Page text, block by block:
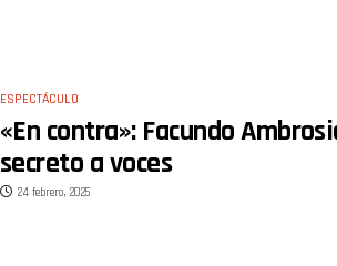
ESPECTÁCULO
«En contra»: Facundo
secreto a voces
24 febrero, 2025